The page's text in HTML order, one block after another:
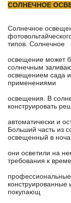
СОЛНЕЧНОЕ
Солнечное
типов. Солнечное
освещение может
солнечным
освещением сада
применениями
освещения. В
конструировать
автоматически и
Больший часть из
освещенный в
они осветили на
требования к
конструированные
покупающ